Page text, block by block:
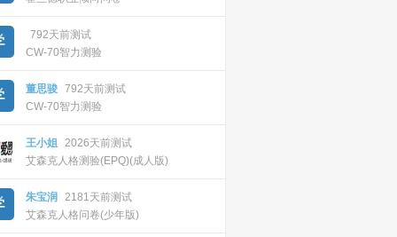
792天前测试
CW-70智力测验
董思骏 792天前测试
CW-70智力测验
王小姐 2026天前测试
艾森克人格测验(EPQ)(成人版)
朱宝润
2181天前测试
艾森克人格问卷(少年版)